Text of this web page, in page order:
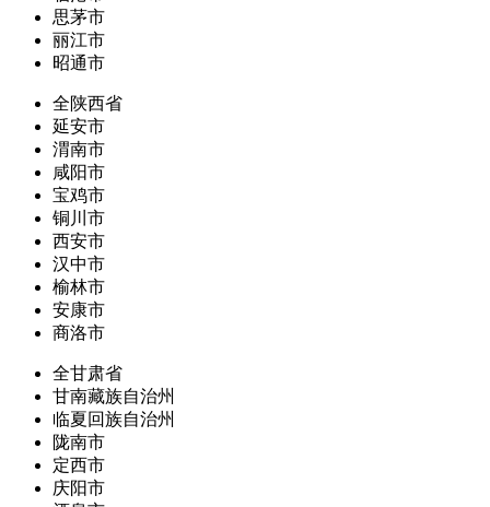
思茅市
丽江市
昭通市
全陕西省
延安市
渭南市
咸阳市
宝鸡市
铜川市
西安市
汉中市
榆林市
安康市
商洛市
全甘肃省
甘南藏族自治州
临夏回族自治州
陇南市
定西市
庆阳市